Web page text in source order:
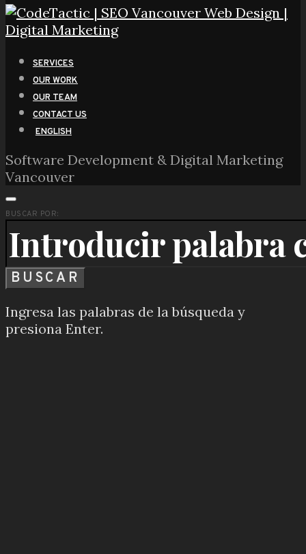
SERVICES
OUR WORK
OUR TEAM
CONTACT US
ENGLISH
Software Development & Digital Marketing
Vancouver
BUSCAR POR:
BUSCAR
Ingresa las palabras de la búsqueda y
presiona Enter.